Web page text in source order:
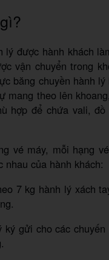
được hành khách
vận chuyển trong
băng chuyền hành
mang theo lên
hợp để chứa vali,
vé máy, mỗi hạng
nhau của hành khách:
7 kg hành lý xách
gửi cho các